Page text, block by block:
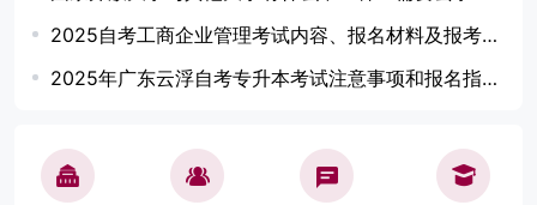
2025自考工商企业管理考试内容、报名材料及报考须知
2025年广东云浮自考专升本考试注意事项和报名指南！